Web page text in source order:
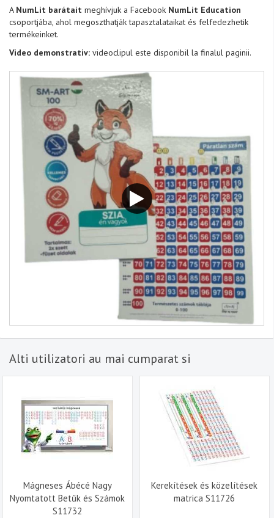
A NumLit barátait meghívjuk a Facebook NumLit Education
csoportjába, ahol megoszthatják tapasztalataikat és felfedezhetik
termékeinket.
Video demonstrativ: videoclipul este disponibil la finalul paginii.
Alti utilizatori au mai cumparat si
Mágneses Ábécé Nagy
Nyomtatott Betűk és Számok
S11732
Kerekítések és közelítések
matrica S11726